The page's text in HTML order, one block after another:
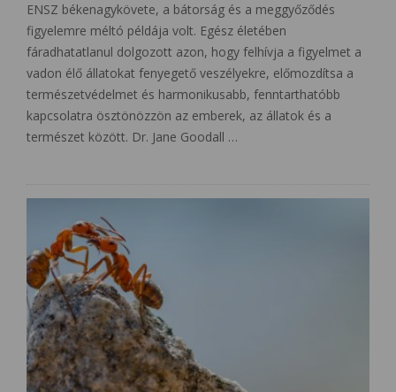
ENSZ békenagykövete, a bátorság és a meggyőződés
figyelemre méltó példája volt. Egész életében
fáradhatatlanul dolgozott azon, hogy felhívja a figyelmet a
vadon élő állatokat fenyegető veszélyekre, előmozdítsa a
természetvédelmet és harmonikusabb, fenntarthatóbb
kapcsolatra ösztönözzön az emberek, az állatok és a
természet között. Dr. Jane Goodall …